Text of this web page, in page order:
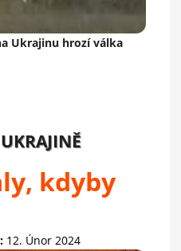
Ukrajinu hrozí válka
kdyby
12. Únor 2024